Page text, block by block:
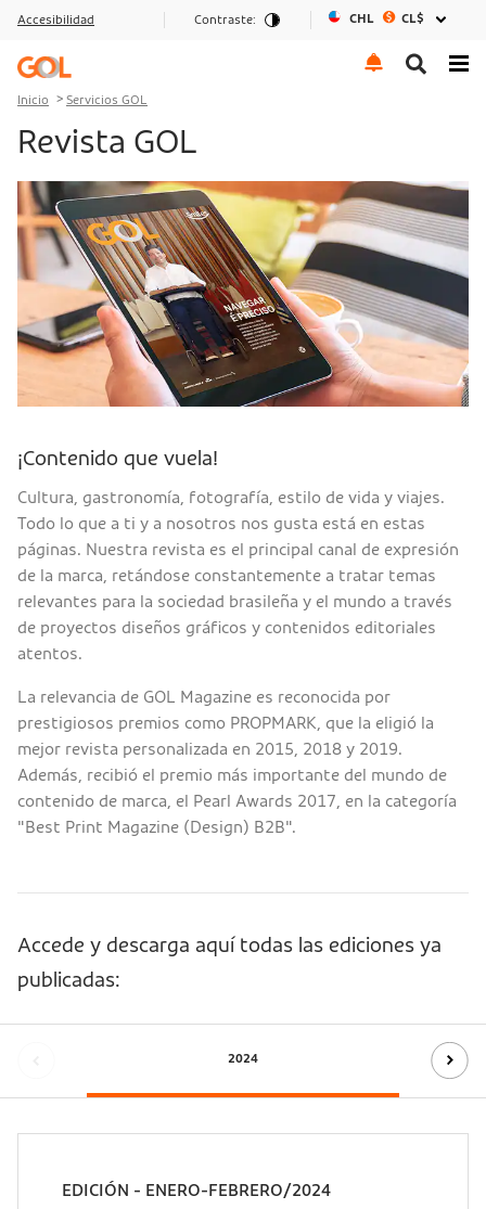
Ir al menu
Ir al contenido
Ir al pie de página
Accesibilidad Contraste: CHL CL$
Inicio Servicios GOL
Revista GOL
¡Contenido que vuela!
Cultura, gastronomía, fotografía, estilo de vida y viajes.
Todo lo que a ti y a nosotros nos gusta está en estas
páginas. Nuestra revista es el principal canal de expresión
de la marca, retándose constantemente a tratar temas
relevantes para la sociedad brasileña y el mundo a través
de proyectos diseños gráficos y contenidos editoriales
atentos.
La relevancia de GOL Magazine es reconocida por
prestigiosos premios como PROPMARK, que la eligió la
mejor revista personalizada en 2015, 2018 y 2019.
Además, recibió el premio más importante del mundo de
contenido de marca, el Pearl Awards 2017, en la categoría
"Best Print Magazine (Design) B2B".
Accede y descarga aquí todas las ediciones ya
publicadas:
2024
EDICIÓN - ENERO-FEBRERO/2024